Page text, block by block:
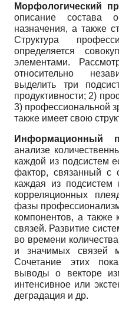
Морфологический
описание состава
назначения, а также
Структура
определяется
элементами.
относительно
выделить три
продуктивности; 2)
3) профессиональной
также имеет свою
Информационный
анализе
каждой из подсистем
фактор, связанный с
каждая из
корреляционных
фазы
компонентов, а также
связей. Развитие
во времени
и значимых связей
Сочетание этих
выводы о векторе
интенсивное или
деградация и др.